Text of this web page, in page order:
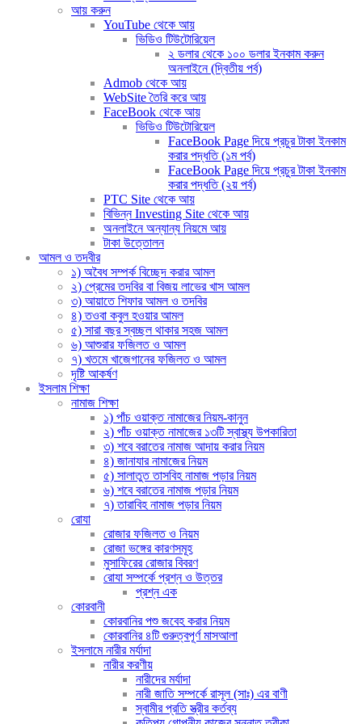
আয় করুন
YouTube থেকে আয়
ভিডিও টিউটোরিয়েল
২ ডলার থেকে ১০০ ডলার ইনকাম করুন
অনলাইনে (দ্বিতীয় পর্ব)
Admob থেকে আয়
WebSite তৈরি করে আয়
FaceBook থেকে আয়
ভিডিও টিউটোরিয়েল
FaceBook Page দিয়ে প্রচুর টাকা ইনকাম
করার পদ্ধতি (১ম পর্ব)
FaceBook Page দিয়ে প্রচুর টাকা ইনকাম
করার পদ্ধতি (২য় পর্ব)
PTC Site থেকে আয়
বিভিন্ন Investing Site থেকে আয়
অনলাইনে অন্যান্য নিয়মে আয়
টাকা উত্তোলন
আমল ও তদবীর
১) অবৈধ সম্পর্ক বিচ্ছেদ করার আমল
২) প্রেমের তদবির বা বিজয় লাভের খাস আমল
৩) আয়াতে শিফার আমল ও তদবির
৪) তওবা কবুল হওয়ার আমল
৫) সারা বছর স্বচ্ছল থাকার সহজ আমল
৬) আশুরার ফজিলত ও আমল
৭) খতমে খাজেগানের ফজিলত ও আমল
দৃষ্টি আকর্ষণ
ইসলাম শিক্ষা
নামাজ শিক্ষা
১) পাঁচ ওয়াক্ত নামাজের নিয়ম-কানুন
২) পাঁচ ওয়াক্ত নামাজের ১৩টি স্বাস্থ্য উপকারিতা
৩) শবে বরাতের নামাজ আদায় করার নিয়ম
৪) জানাযার নামাজের নিয়ম
৫) সালাতুত তাসবিহ নামাজ পড়ার নিয়ম
৬) শবে বরাতের নামাজ পড়ার নিয়ম
৭) তারাবিহ নামাজ পড়ার নিয়ম
রোযা
রোজার ফজিলত ও নিয়ম
রোজা ভঙ্গের কারণসমূহ
মুসাফিরের রোজার বিবরণ
রোযা সম্পর্কে প্রশ্ন ও উত্তর
প্রশ্ন এক
কোরবানী
কোরবানির পশু জবেহ করার নিয়ম
কোরবানির ৪টি গুরুত্বপূর্ণ মাসআলা
ইসলামে নারীর মর্যাদা
নারীর করণীয়
নারীদের মর্যাদা
নারী জাতি সম্পর্কে রাসূল (সাঃ) এর বাণী
স্বামীর প্রতি স্ত্রীর কর্তব্য